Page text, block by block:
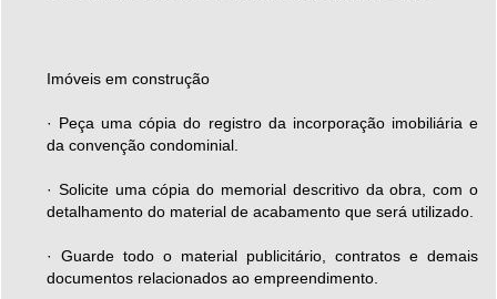
Imóveis em construção
· Peça uma cópia do registro da incorporação imobiliária e
da convenção condominial.
· Solicite uma cópia do memorial descritivo da obra, com o
detalhamento do material de acabamento que será utilizado.
· Guarde todo o material publicitário, contratos e demais
documentos relacionados ao empreendimento.